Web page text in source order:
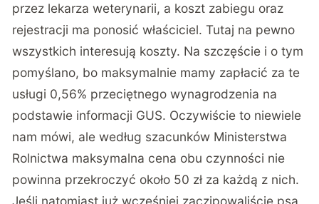
przez lekarza weterynarii, a koszt zabiegu oraz
rejestracji ma ponosić właściciel. Tutaj na pewno
wszystkich interesują koszty. Na szczęście i o tym
pomyślano, bo maksymalnie mamy zapłacić za te
usługi 0,56% przeciętnego wynagrodzenia na
podstawie informacji GUS. Oczywiście to niewiele
nam mówi, ale według szacunków Ministerstwa
Rolnictwa maksymalna cena obu czynności nie
powinna przekroczyć około 50 zł za każdą z nich.
Jeśli natomiast już wcześniej zaczipowaliście psa